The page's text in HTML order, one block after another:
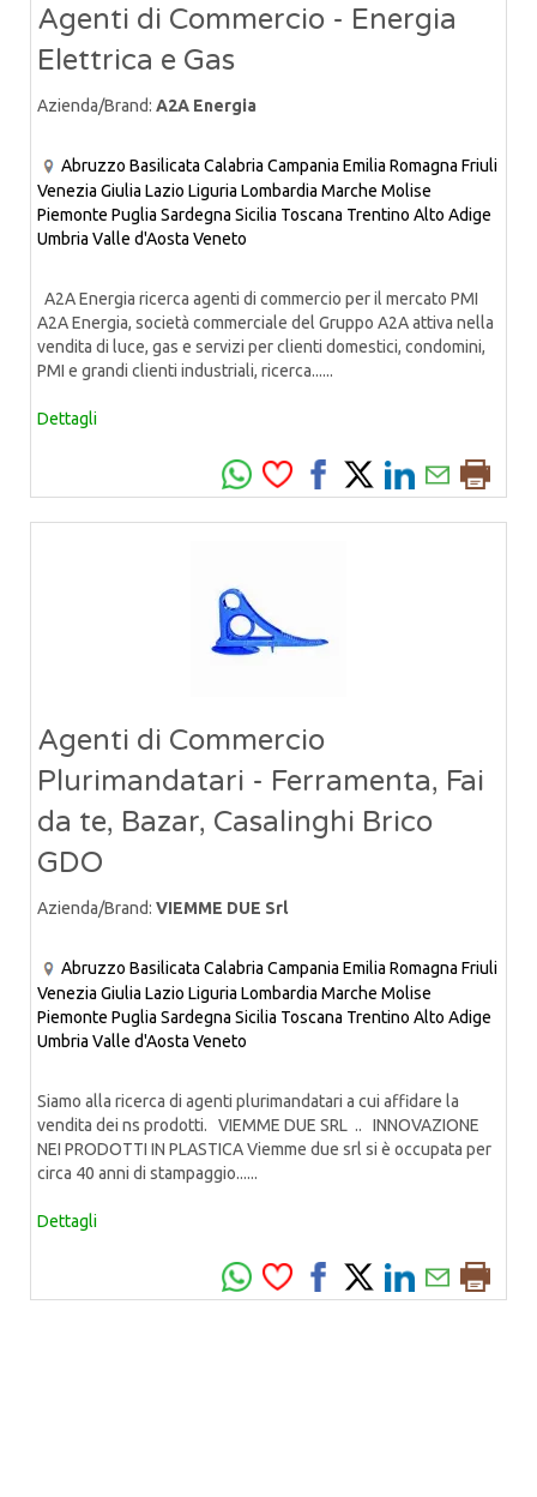
Agenti di Commercio - Energia
Elettrica e Gas
Azienda/Brand: A2A Energia
Abruzzo Basilicata Calabria Campania Emilia Romagna Friuli
Venezia Giulia Lazio Liguria Lombardia Marche Molise
Piemonte Puglia Sardegna Sicilia Toscana Trentino Alto Adige
Umbria Valle d'Aosta Veneto
A2A Energia ricerca agenti di commercio per il mercato PMI
A2A Energia, società commerciale del Gruppo A2A attiva nella
vendita di luce, gas e servizi per clienti domestici, condomini,
PMI e grandi clienti industriali, ricerca......
Dettagli
Agenti di Commercio
Plurimandatari - Ferramenta, Fai
da te, Bazar, Casalinghi Brico
GDO
Azienda/Brand: VIEMME DUE Srl
Abruzzo Basilicata Calabria Campania Emilia Romagna Friuli
Venezia Giulia Lazio Liguria Lombardia Marche Molise
Piemonte Puglia Sardegna Sicilia Toscana Trentino Alto Adige
Umbria Valle d'Aosta Veneto
Siamo alla ricerca di agenti plurimandatari a cui affidare la
vendita dei ns prodotti. VIEMME DUE SRL .. INNOVAZIONE
NEI PRODOTTI IN PLASTICA Viemme due srl si è occupata per
circa 40 anni di stampaggio......
Dettagli